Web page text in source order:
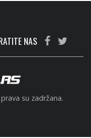
NAS
su zadržana.